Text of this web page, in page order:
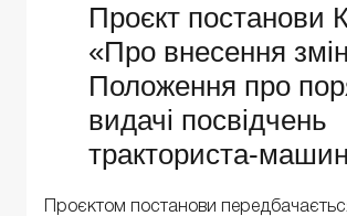
Проєкт постанови
«Про внесення
Положення про
видачі посвідчень
тракториста-
Проєктом постанови